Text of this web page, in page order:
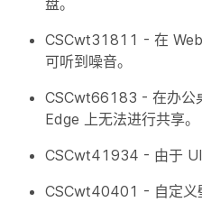
盘。
CSCwt31811 - 在
可听到噪音。
CSCwt66183 - 在办公
Edge 上无法进行共享。
CSCwt41934 - 由于 UI
CSCwt40401 - 自定义